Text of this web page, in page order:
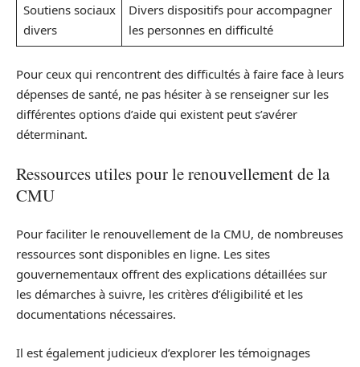
Soutiens sociaux
divers
Divers dispositifs pour accompagner
les personnes en difficulté
Pour ceux qui rencontrent des difficultés à faire face à leurs
dépenses de santé, ne pas hésiter à se renseigner sur les
différentes options d’aide qui existent peut s’avérer
déterminant.
Ressources utiles pour le renouvellement de la
CMU
Pour faciliter le renouvellement de la CMU, de nombreuses
ressources sont disponibles en ligne. Les sites
gouvernementaux offrent des explications détaillées sur
les démarches à suivre, les critères d’éligibilité et les
documentations nécessaires.
Il est également judicieux d’explorer les témoignages